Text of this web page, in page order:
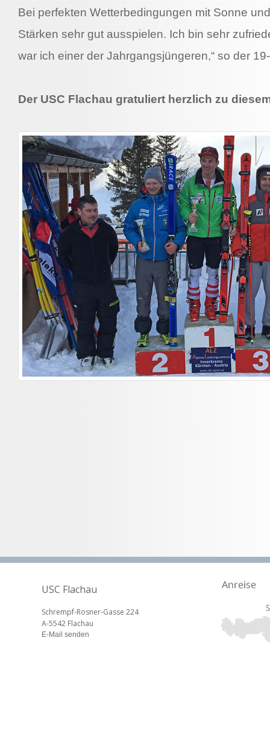
Bei perfekten Wetterbedingungen mit Sonne
Stärken sehr gut ausspielen. Ich bin sehr
war ich einer der Jahrgangsjüngeren,“ so der
Der USC Flachau gratuliert herzlich zu
USC Flachau
Schrempf-Rosner-Gasse 224
A-5542 Flachau
E-Mail senden